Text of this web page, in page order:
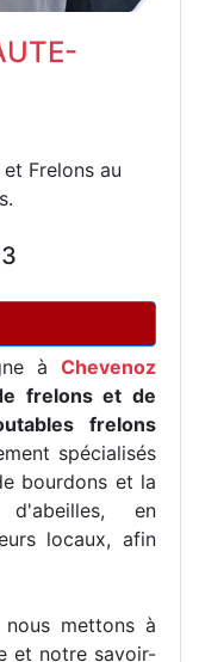
Frelons au
àChevenoz
frelons et de
frelons
spécialisés
bourdons et la
d'abeilles, en
locaux, afin
mettons à
et notre savoir-